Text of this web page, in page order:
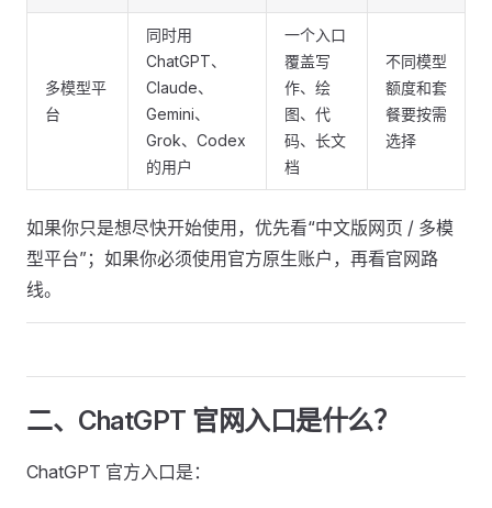
多模型平
台
同时用
ChatGPT、
Claude、
Gemini、
Grok、Codex
的用户
一个入口
覆盖写
作、绘
图、代
码、长文
档
不同模型
额度和套
餐要按需
选择
如果你只是想尽快开始使用，优先看“中文版网页 / 多模
型平台”；如果你必须使用官方原生账户，再看官网路
线。
二、ChatGPT 官网入口是什么？
ChatGPT 官方入口是：